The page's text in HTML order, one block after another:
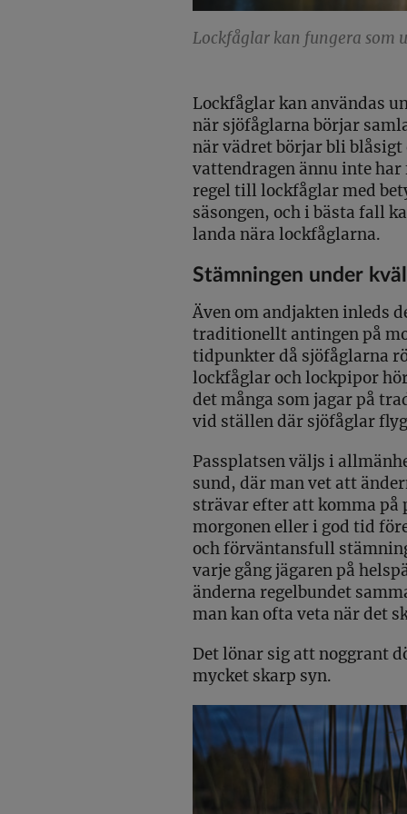
Lockfåglar kan fungera som
Lockfåglar kan användas
när sjöfåglarna börjar
när vädret börjar bli blåsigt
vattendragen ännu inte
regel till lockfåglar med
säsongen, och i bästa fall
landa nära lockfåglarna.
Stämningen under
Även om andjakten inleds
traditionellt antingen på
tidpunkter då sjöfåglarna
lockfåglar och lockpipor
det många som jagar på
vid ställen där sjöfåglar
Passplatsen väljs i
sund, där man vet att
strävar efter att komma
morgonen eller i god tid
och förväntansfull
varje gång jägaren på
änderna regelbundet
man kan ofta veta när det
Det lönar sig att noggrant
mycket skarp syn.